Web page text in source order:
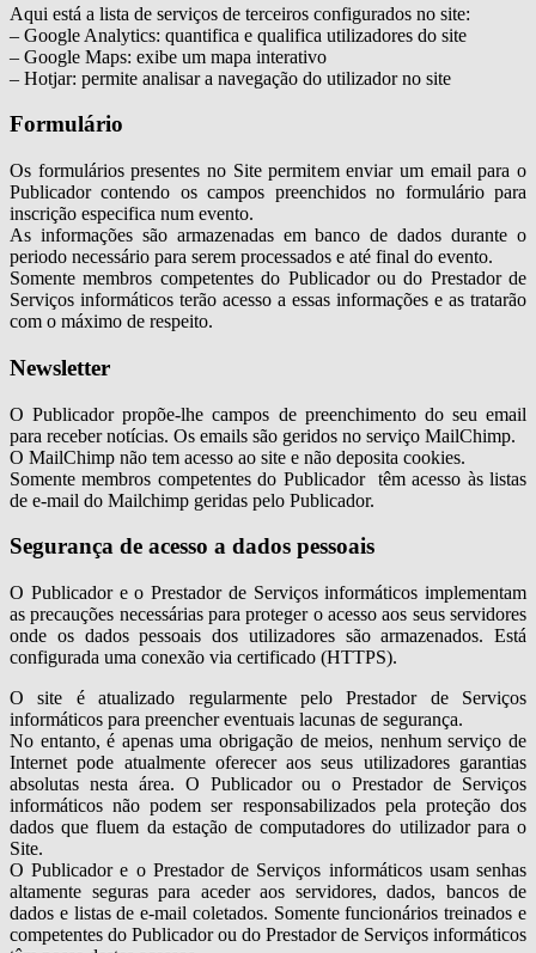
Aqui está a lista de serviços de terceiros configurados no site:
– Google Analytics: quantifica e qualifica utilizadores do site
– Google Maps: exibe um mapa interativo
– Hotjar: permite analisar a navegação do utilizador no site
Formulário
Os formulários presentes no Site permitem enviar um email para o
Publicador contendo os campos preenchidos no formulário para
inscrição especifica num evento.
As informações são armazenadas em banco de dados durante o
periodo necessário para serem processados e até final do evento.
Somente membros competentes do Publicador ou do Prestador de
Serviços informáticos terão acesso a essas informações e as tratarão
com o máximo de respeito.
Newsletter
O Publicador propõe-lhe campos de preenchimento do seu email
para receber notícias. Os emails são geridos no serviço MailChimp.
O MailChimp não tem acesso ao site e não deposita cookies.
Somente membros competentes do Publicador têm acesso às listas
de e-mail do Mailchimp geridas pelo Publicador.
Segurança de acesso a dados pessoais
O Publicador e o Prestador de Serviços informáticos implementam
as precauções necessárias para proteger o acesso aos seus servidores
onde os dados pessoais dos utilizadores são armazenados. Está
configurada uma conexão via certificado (HTTPS).
O site é atualizado regularmente pelo Prestador de Serviços
informáticos para preencher eventuais lacunas de segurança.
No entanto, é apenas uma obrigação de meios, nenhum serviço de
Internet pode atualmente oferecer aos seus utilizadores garantias
absolutas nesta área. O Publicador ou o Prestador de Serviços
informáticos não podem ser responsabilizados pela proteção dos
dados que fluem da estação de computadores do utilizador para o
Site.
O Publicador e o Prestador de Serviços informáticos usam senhas
altamente seguras para aceder aos servidores, dados, bancos de
dados e listas de e-mail coletados. Somente funcionários treinados e
competentes do Publicador ou do Prestador de Serviços informáticos